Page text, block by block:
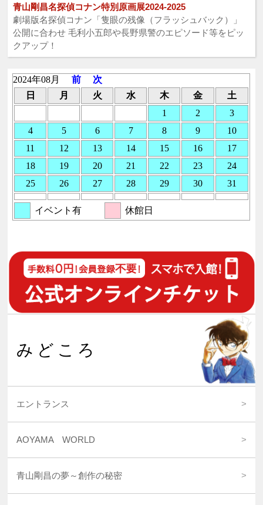
青山剛昌名探偵コナン特別原画展2024-2025
劇場版名探偵コナン「隻眼の残像（フラッシュバック）」
公開に合わせ 毛利小五郎や長野県警のエピソード等をピッ
クアップ！
みどころ
エントランス
AOYAMA WORLD
青山剛昌の夢～創作の秘密